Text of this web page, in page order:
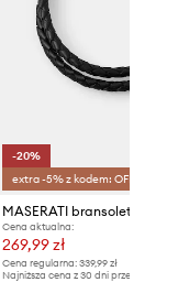
-20%
extra -5% z kodem: OFF*
Cena aktualna:
269,99 zł
Cena regularna: 339,99 zł
Najniższa cena z 30 dni przed obniżką: